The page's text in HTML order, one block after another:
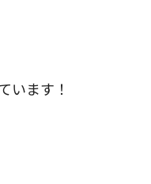
います！